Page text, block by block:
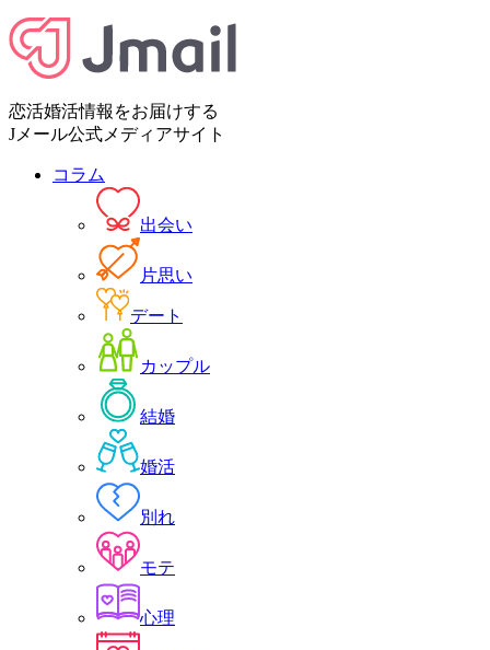
恋活婚活情報をお届けする
Jメール公式メディアサイト
コラム
出会い
片思い
デート
カップル
結婚
婚活
別れ
モテ
心理